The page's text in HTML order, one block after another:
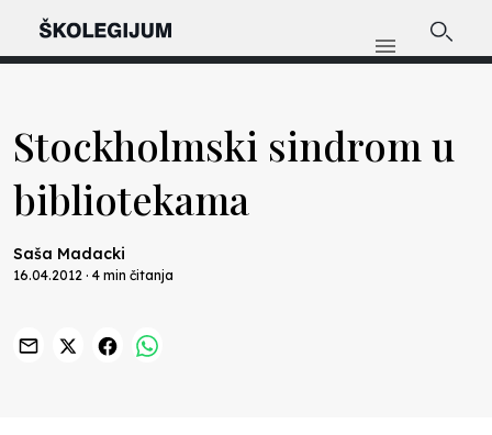
Stockholmski sindrom u
bibliotekama
Saša Madacki
16.04.2012 · 4 min čitanja